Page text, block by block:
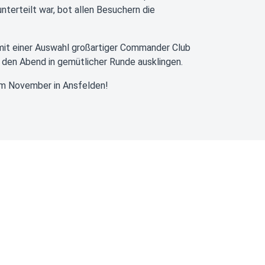
war, bot allen Besuchern die
einer Auswahl großartiger Commander Club
Abend in gemütlicher Runde ausklingen.
November in Ansfelden!